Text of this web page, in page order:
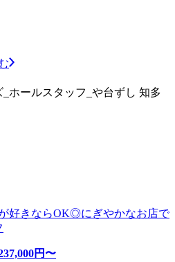
ホールスタッフ_や台ずし 知多
好きならOK◎にぎやかなお店で
円〜